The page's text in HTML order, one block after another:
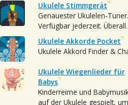
Ukulele Stimmgerät
Genauester Ukulelen-Tuner.
Verfügbar jederzeit. Überall.
Ukulele Akkorde Pocket
Ukulele Akkord Finder &
Ukulele Wiegenlieder für
Babys
Kinderreime und
auf der Ukulele gespielt, um